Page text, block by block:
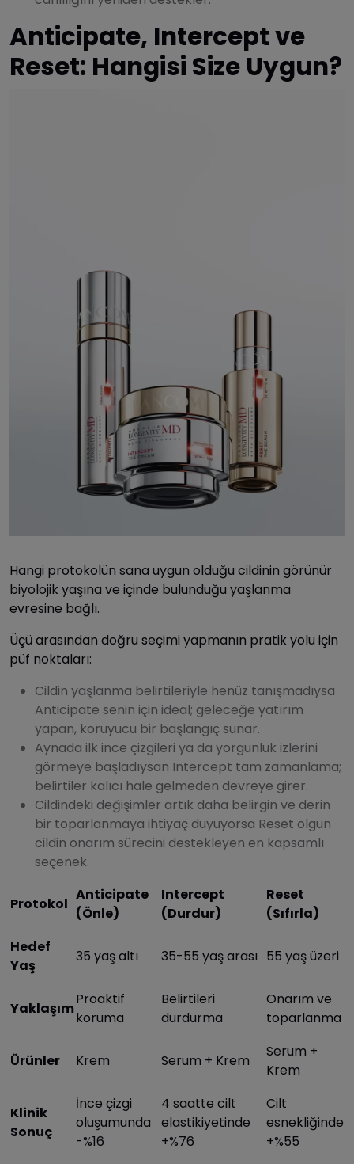
Anticipate, Intercept ve
Reset: Hangisi Size Uygun?
Hangi protokolün sana uygun olduğu cildinin görünür
biyolojik yaşına ve içinde bulunduğu yaşlanma
evresine bağlı.
Üçü arasından doğru seçimi yapmanın pratik yolu için
püf noktaları:
Cildin yaşlanma belirtileriyle henüz tanışmadıysa
Anticipate senin için ideal; geleceğe yatırım
yapan, koruyucu bir başlangıç sunar.
Aynada ilk ince çizgileri ya da yorgunluk izlerini
görmeye başladıysan Intercept tam zamanlama;
belirtiler kalıcı hale gelmeden devreye girer.
Cildindeki değişimler artık daha belirgin ve derin
bir toparlanmaya ihtiyaç duyuyorsa Reset olgun
cildin onarım sürecini destekleyen en kapsamlı
seçenek.
Protokol
Anticipate
(Önle)
Intercept
(Durdur)
Reset
(Sıfırla)
Hedef
Yaş
35 yaş altı 35-55 yaş arası 55 yaş üzeri
Yaklaşım
Proaktif
koruma
Belirtileri
durdurma
Onarım ve
toparlanma
Ürünler Krem Serum + Krem
Serum +
Krem
Klinik
Sonuç
İnce çizgi
oluşumunda
-%16
4 saatte cilt
elastikiyetinde
+%76
Cilt
esnekliğinde
+%55